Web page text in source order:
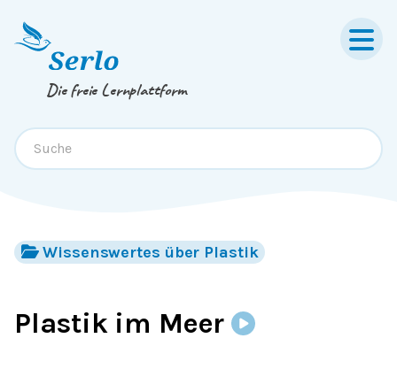
Springe zum
Die freie Lernplattform
Wissenswertes über Plastik
Plastik im Meer